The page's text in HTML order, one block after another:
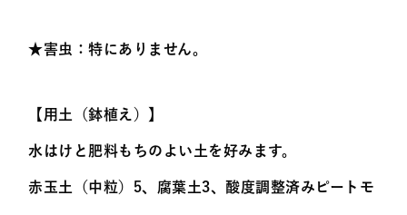
★害虫：特にありません。
【用土（鉢植え）】
水はけと肥料もちのよい土を好みます。
赤玉土（中粒）5、腐葉土3、酸度調整済みピートモ